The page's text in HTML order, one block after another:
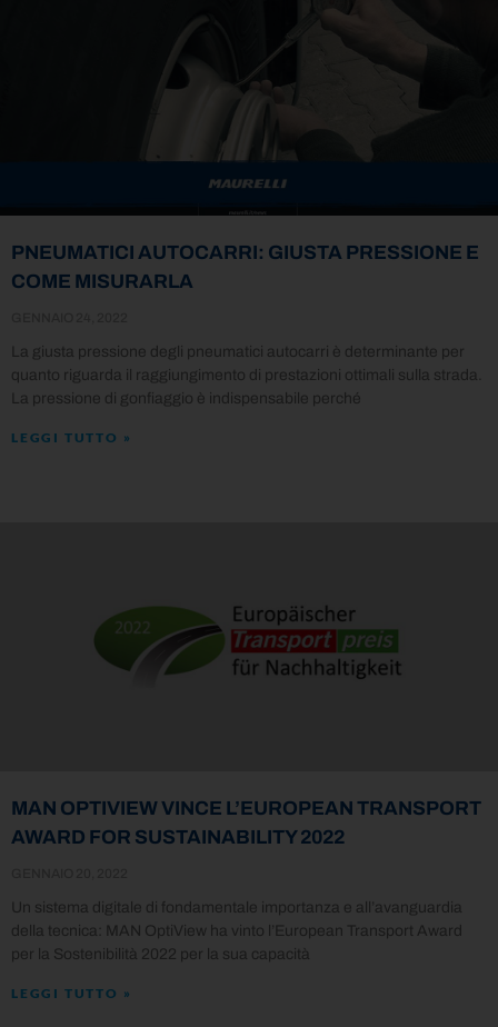
PNEUMATICI AUTOCARRI: GIUSTA PRESSIONE E
COME MISURARLA
La giusta pressione degli pneumatici autocarri è determinante per
quanto riguarda il raggiungimento di prestazioni ottimali sulla strada.
La pressione di gonfiaggio è indispensabile perché
LEGGI TUTTO »
MAN OPTIVIEW VINCE L’EUROPEAN TRANSPORT
AWARD FOR SUSTAINABILITY 2022
Un sistema digitale di fondamentale importanza e all’avanguardia
della tecnica: MAN OptiView ha vinto l’European Transport Award
per la Sostenibilità 2022 per la sua capacità
LEGGI TUTTO »